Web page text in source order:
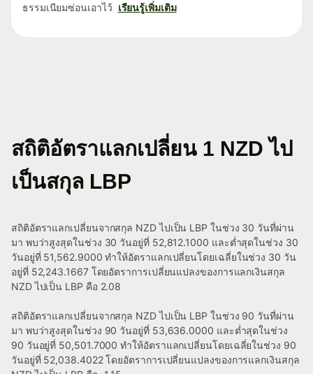
ธรรมเนียมซ่อนเอาไว้ เรียนรู้เพิ่มเติม
สถิติอัตราแลกเปลี่ยน 1 NZD ไป
เป็นสกุล LBP
สถิติอัตราแลกเปลี่ยนจากสกุล NZD ไปเป็น LBP ในช่วง 30 วันที่ผ่าน
มา พบว่าสูงสุดในช่วง 30 วันอยู่ที่ 52,812.1000 และต่ำสุดในช่วง 30
วันอยู่ที่ 51,562.9000 ทำให้อัตราแลกเปลี่ยนโดยเฉลี่ยในช่วง 30 วัน
อยู่ที่ 52,243.1667 โดยอัตราการเปลี่ยนแปลงของการแลกเงินสกุล
NZD ไปเป็น LBP คือ 2.08
สถิติอัตราแลกเปลี่ยนจากสกุล NZD ไปเป็น LBP ในช่วง 90 วันที่ผ่าน
มา พบว่าสูงสุดในช่วง 90 วันอยู่ที่ 53,636.0000 และต่ำสุดในช่วง
90 วันอยู่ที่ 50,501.7000 ทำให้อัตราแลกเปลี่ยนโดยเฉลี่ยในช่วง 90
วันอยู่ที่ 52,038.4022 โดยอัตราการเปลี่ยนแปลงของการแลกเงินสกุล